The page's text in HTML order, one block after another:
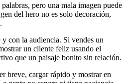
pero una mala imagen puede
del hero no es solo decoración,
con la audiencia. Si vendes un
un cliente feliz usando el
que un paisaje bonito sin relación.
breve, cargar rápido y mostrar en